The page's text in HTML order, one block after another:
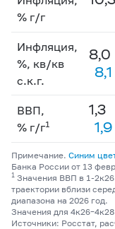
% г/г
Инфляция,
%, кв/кв
с.к.г.
8,0
8,1
ВВП,
% г/г1
1,3
1,9
Примечание. Синим
Банка России от 13
1 Значения ВВП в 1-
траектории вблизи
диапазона на 2026 год.
Значения для
Источники: Росстат,